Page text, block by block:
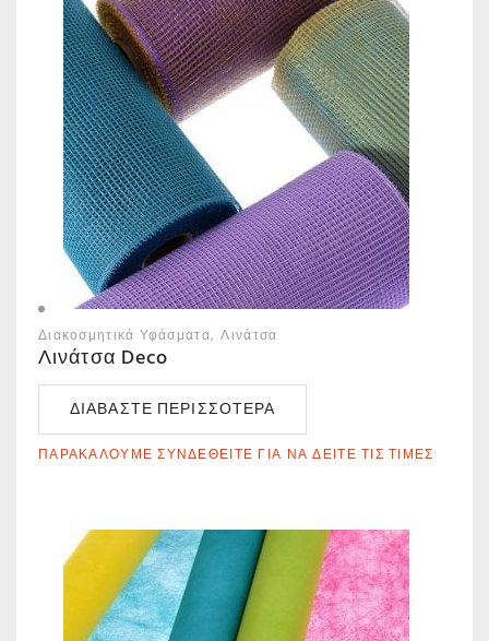
Διακοσμητικά Υφάσματα Λινάτσα
Λινάτσα Deco
ΔΙΑΒΆΣΤΕ ΠΕΡΙΣΣΌΤΕΡΑ
ΠΑΡΑΚΑΛΟΎΜΕ ΣΥΝΔΕΘΕΊΤΕ ΓΙΑ ΝΑ ΔΕΊΤΕ ΤΙΣ ΤΙΜΈΣ